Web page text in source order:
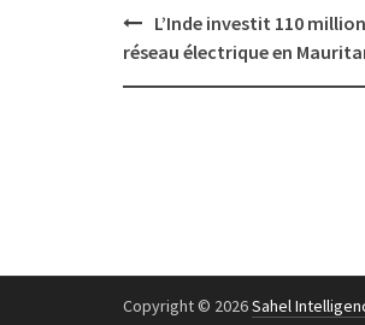
Post
navigation
L’Inde investit 110
réseau électrique en
Copyright © 2026Sahel